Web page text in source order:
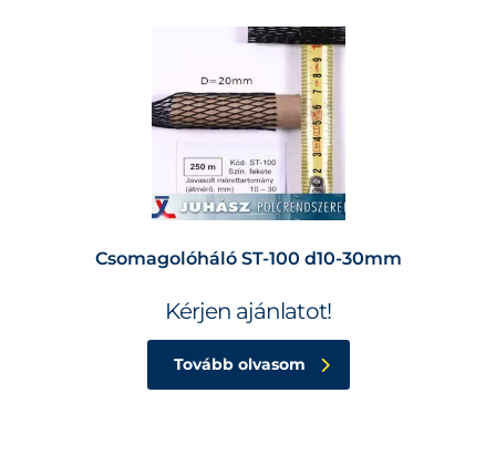
Csomagolóháló ST-100 d10-30mm
Kérjen ajánlatot!
Tovább olvasom